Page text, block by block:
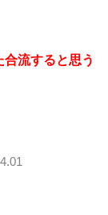
流すると思う